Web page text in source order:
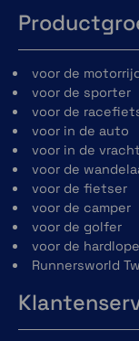
voor de
voor de sporter
voor de
voor in de auto
voor in de
voor de
voor de fietser
voor de camper
voor de golfer
voor de
Runnersworld